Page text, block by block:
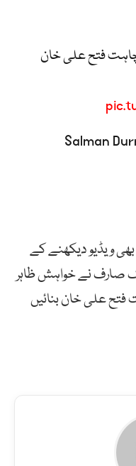
فتح علی خان
ویڈیو دیکھنے کے
صارف نے خواہش ظاہر
فتح علی خان بنائیں